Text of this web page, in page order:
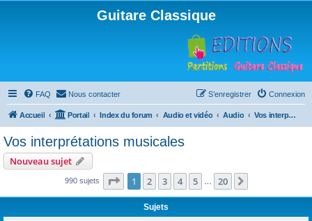
Guitare Classique
FAQ Nous contacter Connexion
S’enregistrer
Accueil Portail Index du forum Audio et vidéo Audio Vos interprétations musicales
Vos interprétations musicales
Nouveau sujet
990 sujets Page 1sur20
1 2 3 4 5 20
Sujets